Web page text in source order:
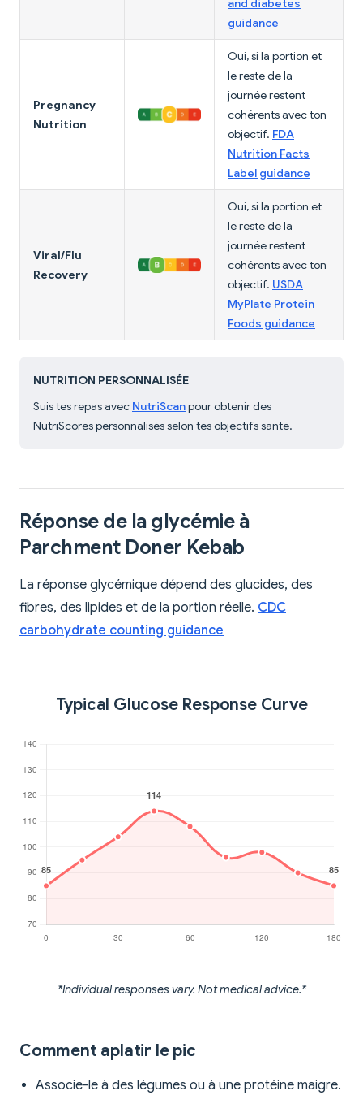
and diabetes
guidance
Pregnancy
Nutrition
Oui, si la portion et
le reste de la
journée restent
cohérents avec ton
objectif. FDA
Nutrition Facts
Label guidance
Viral/Flu
Recovery
Oui, si la portion et
le reste de la
journée restent
cohérents avec ton
objectif. USDA
MyPlate Protein
Foods guidance
NUTRITION PERSONNALISÉE
Suis tes repas avec NutriScanpour obtenir des
NutriScores personnalisés selon tes objectifs santé.
Réponse de la glycémie à
Parchment Doner Kebab
La réponse glycémique dépend des glucides, des
fibres, des lipides et de la portion réelle. CDC
carbohydrate counting guidance
Typical Glucose Response Curve
*Individual responses vary. Not medical advice.*
Comment aplatir le pic
Associe-le à des légumes ou à une protéine maigre.